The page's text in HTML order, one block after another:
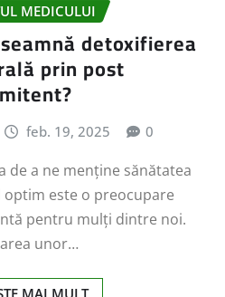
MEDICULUI
detoxifierea
prin post
feb. 19, 2025 0
de a ne menține sănătatea
optim este o preocupare
pentru mulți dintre noi.
unor…
MAI MULT